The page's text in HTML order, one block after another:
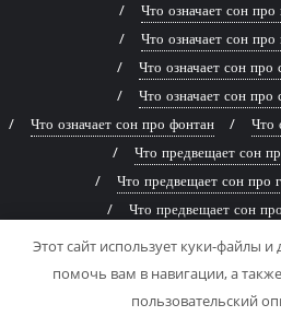
Что означает сон про
Что означает сон про
Что означает сон про
Что означает сон про
Что означает сон про фонтан
Что
Что предвещает сон
Что предвещает сон про
Что предвещает сон
Что предвещает сон
Что предвещает сон про
Этот сайт использует куки-файлы
помочь вам в навигации, а
пользовательский